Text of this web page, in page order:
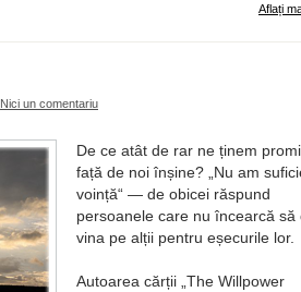
Aflați
Nici un comentariu
De ce atât de rar ne ținem
față de noi înșine?
Nu am
voință
— de obicei răspund
persoanele care nu încearcă să
vina pe alții pentru eșecurile lor.
Autoarea cărții The Willpower